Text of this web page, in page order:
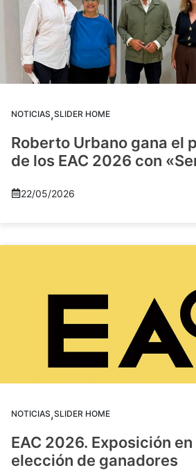
NOTICIAS,SLIDER HOME
Roberto Urbano gana el
de los EAC 2026 con
22/05/2026
NOTICIAS,SLIDER HOME
EAC 2026. Exposición
elección de ganadores